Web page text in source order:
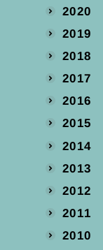
2020
2019
2018
2017
2016
2015
2014
2013
2012
2011
2010